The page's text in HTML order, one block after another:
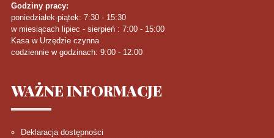
Godziny pracy:
poniedziałek-piątek: 7:30 - 15:30
w miesiącach lipiec - sierpień : 7:00 - 15:00
Kasa w Urzędzie czynna
codziennie w godzinach: 9:00 - 12:00
WAŻNEINFORMACJE
Deklaracja dostępności